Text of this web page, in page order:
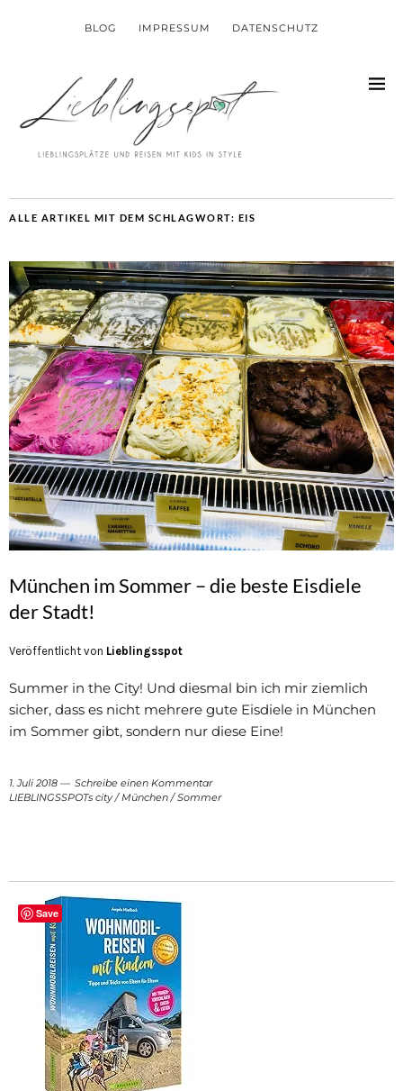
BLOG IMPRESSUM DATENSCHUTZ
ALLE ARTIKEL MIT DEM SCHLAGWORT: EIS
München im Sommer – die beste Eisdiele
der Stadt!
Veröffentlicht von Lieblingsspot
Summer in the City! Und diesmal bin ich mir ziemlich
sicher, dass es nicht mehrere gute Eisdiele in München
im Sommer gibt, sondern nur diese Eine!
1. Juli 2018
Schreibe einen Kommentar
LIEBLINGSSPOTs city/ München /Sommer
Save